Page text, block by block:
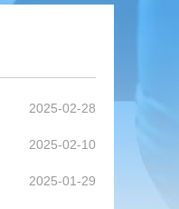
2025-02-28
2025-02-10
2025-01-29